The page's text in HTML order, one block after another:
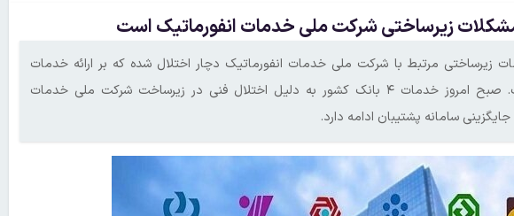
زیرساختی شرکت ملی خدمات انفورماتیک است
از خدمات زیرساختی مرتبط با شرکت ملی خدمات انفورماتیک دچار اختلال شده که بر ارائه خدمات
الکترونیکی چند بانک تأثیر گذاشته است. صبح امروز خدمات ۴ بانک کشور به دلیل اختلال فنی در زیرساخت شرکت ملی خدمات
سامانه پشتیبان ادامه دارد.